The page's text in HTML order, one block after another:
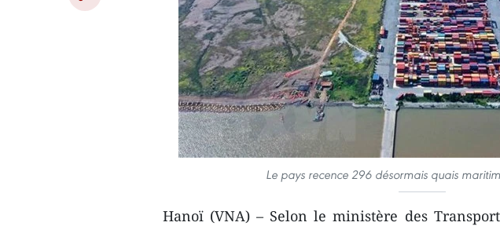
Le pays recence 296 désormais quais
Hanoï (VNA) – Selon le ministère des